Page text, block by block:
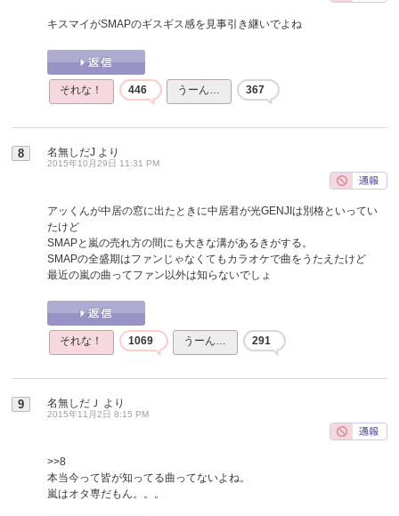
キスマイがSMAPのギスギス感を見事引き継いでよね
それな！ 446 うーん… 367
8 名無しだJ より
2015年10月29日 11:31 PM
アッくんが中居の窓に出たときに中居君が光GENJIは別格といってい
たけど
SMAPと嵐の売れ方の間にも大きな溝があるきがする。
SMAPの全盛期はファンじゃなくてもカラオケで曲をうたえたけど
最近の嵐の曲ってファン以外は知らないでしょ
それな！ 1069 うーん… 291
9 名無しだＪ より
2015年11月2日 8:15 PM
>>8
本当今って皆が知ってる曲ってないよね。
嵐はオタ専だもん。。。